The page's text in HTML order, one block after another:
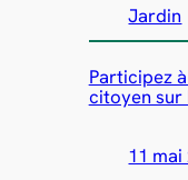
Jardin
Participez
citoyen sur
11 mai